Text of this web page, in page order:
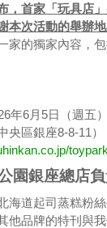
，首家「玩具店
本次活動的舉辦
家的獨家內容，
年6月5日（週五
央區銀座8-8-11）
園銀座總店
海道起司蒸糕粉
他品牌的特刊與